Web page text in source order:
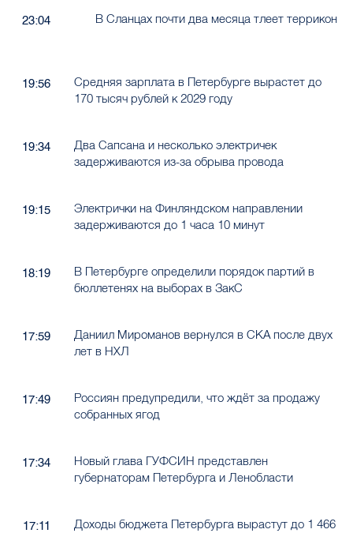
23:04 В Сланцах почти два месяца тлеет террикон
19:56
Средняя зарплата в Петербурге вырастет до
170 тысяч рублей к 2029 году
19:34
Два Сапсана и несколько электричек
задерживаются из-за обрыва провода
19:15
Электрички на Финляндском направлении
задерживаются до 1 часа 10 минут
18:19
В Петербурге определили порядок партий в
бюллетенях на выборах в ЗакС
17:59
Даниил Мироманов вернулся в СКА после двух
лет в НХЛ
17:49
Россиян предупредили, что ждёт за продажу
собранных ягод
17:34
Новый глава ГУФСИН представлен
губернаторам Петербурга и Ленобласти
17:11
Доходы бюджета Петербурга вырастут до 1 466